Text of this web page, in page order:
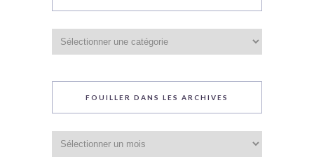
du
blog
FOUILLER DANS LES ARCHIVES
dans